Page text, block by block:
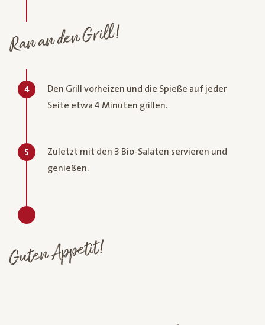
Ran an den Grill!
4
Den Grill vorheizen und die Spieße auf jeder
Seite etwa 4 Minuten grillen.
5
Zuletzt mit den 3 Bio-Salaten servieren und
genießen.
Guten Appetit!